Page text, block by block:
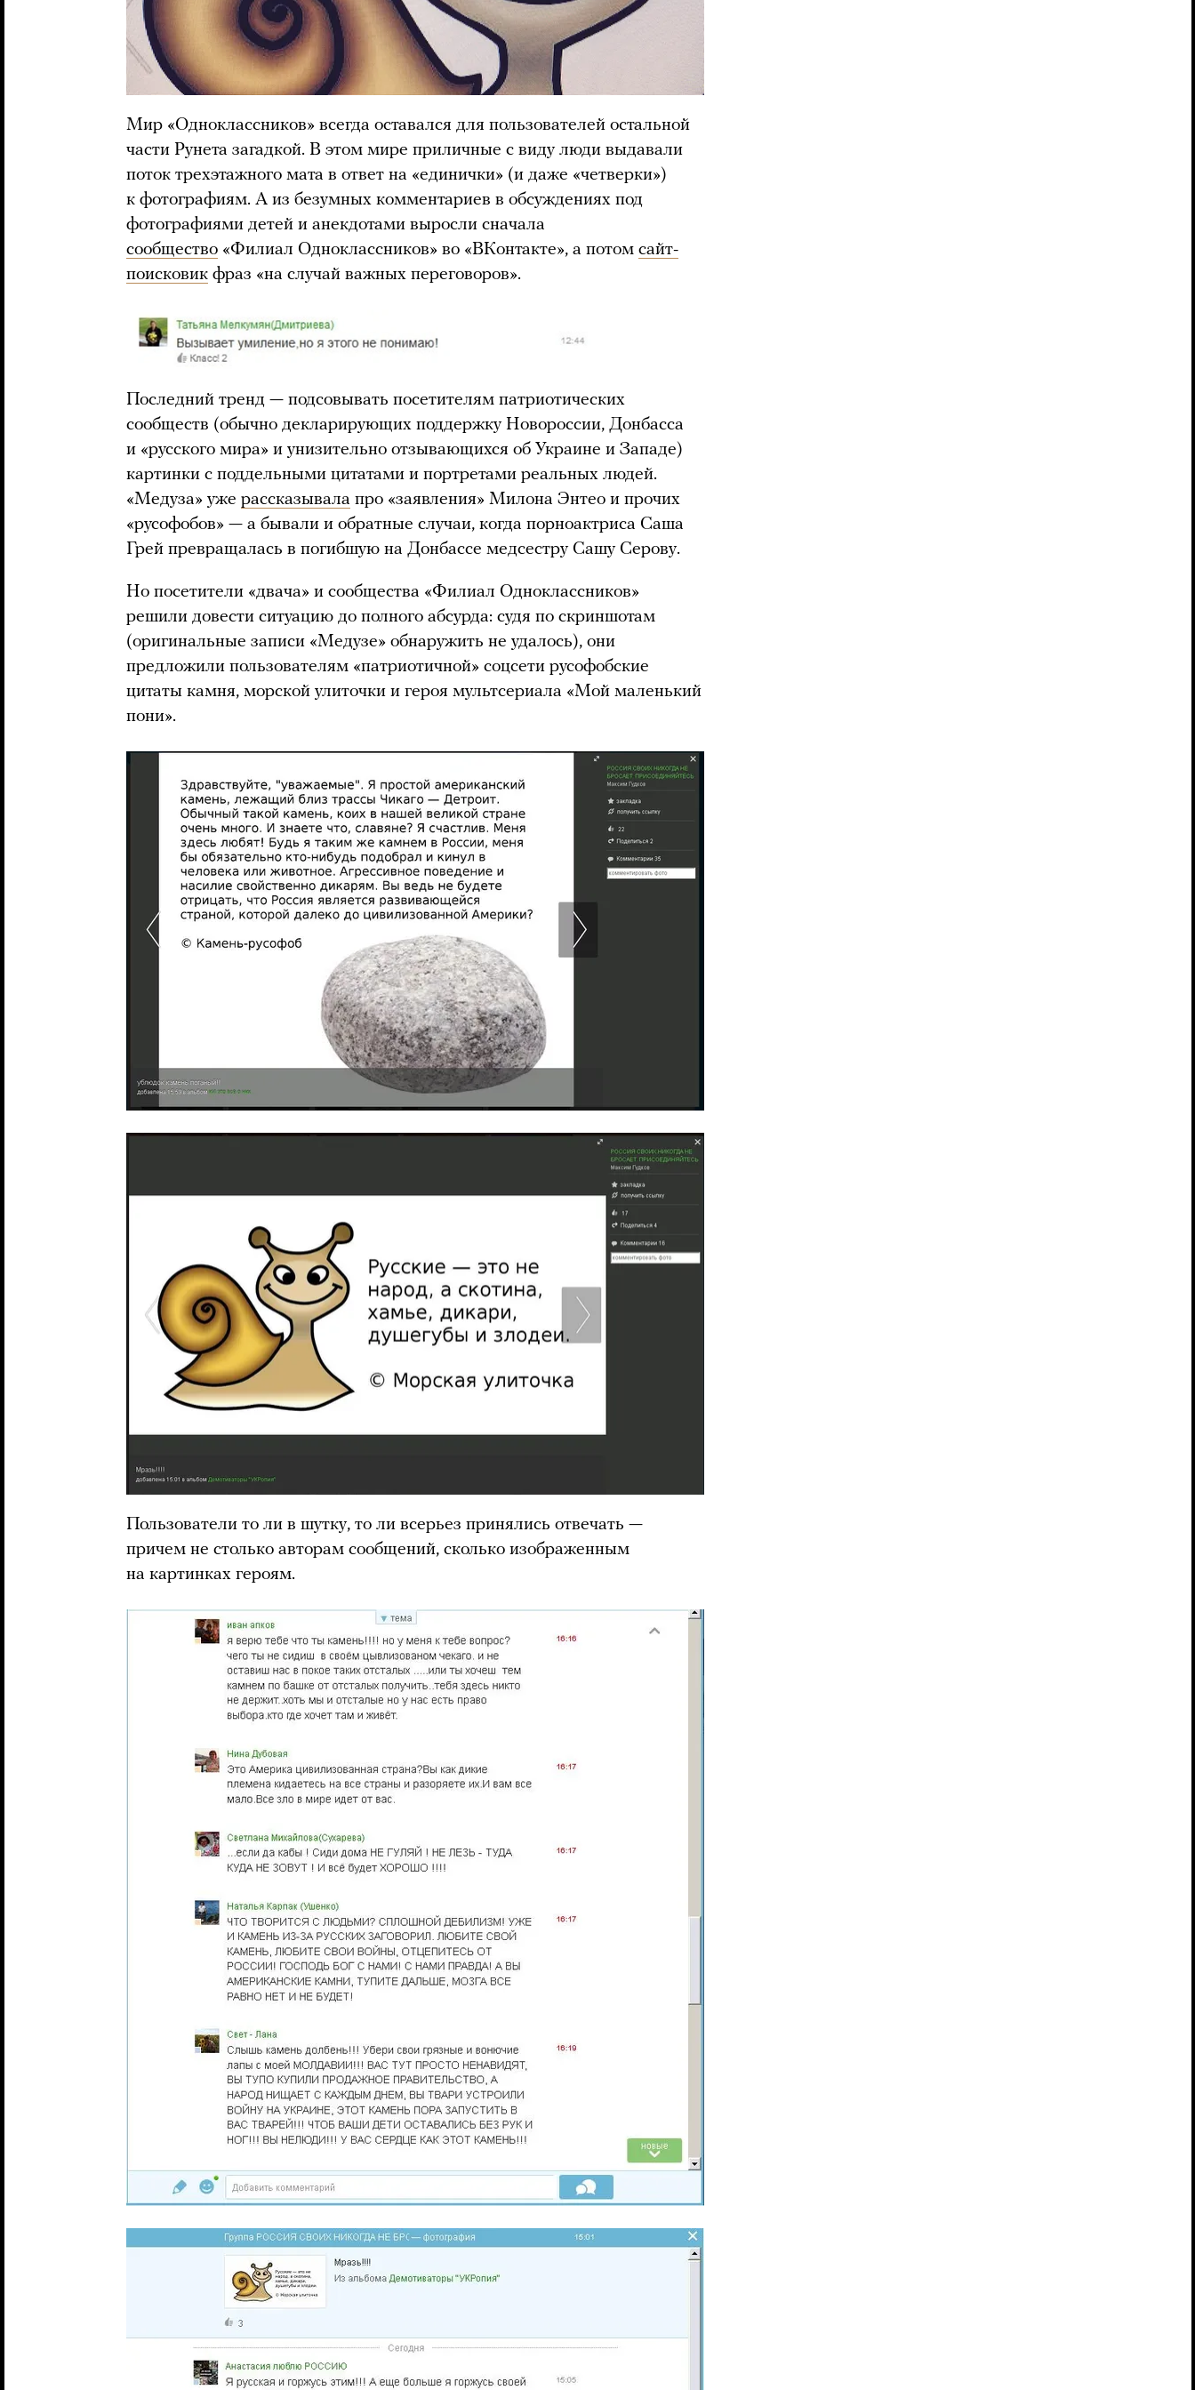
Мир «Одноклассников» всегда оставался для пользователей остальной
части Рунета загадкой. В этом мире приличные с виду люди выдавали
поток трехэтажного мата в ответ на «единички» (и даже «четверки»)
к фотографиям. А из безумных комментариев в обсуждениях под
фотографиями детей и анекдотами выросли сначала
сообщество «Филиал Одноклассников» во «ВКонтакте», а потом сайт-
поисковик фраз «на случай важных переговоров».
Последний тренд — подсовывать посетителям патриотических
сообществ (обычно декларирующих поддержку Новороссии, Донбасса
и «русского мира» и унизительно отзывающихся об Украине и Западе)
картинки с поддельными цитатами и портретами реальных людей.
«Медуза» уже рассказывала про «заявления» Милона Энтео и прочих
«русофобов» — а бывали и обратные случаи, когда порноактриса Саша
Грей превращалась в погибшую на Донбассе медсестру Сашу Серову.
Но посетители «двача» и сообщества «Филиал Одноклассников»
решили довести ситуацию до полного абсурда: судя по скриншотам
(оригинальные записи «Медузе» обнаружить не удалось), они
предложили пользователям «патриотичной» соцсети русофобские
цитаты камня, морской улиточки и героя мультсериала «Мой маленький
пони».
Пользователи то ли в шутку, то ли всерьез принялись отвечать —
причем не столько авторам сообщений, сколько изображенным
на картинках героям.